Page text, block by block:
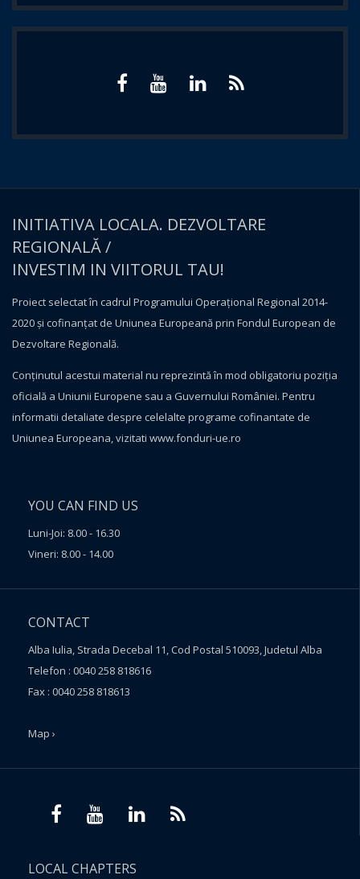
INITIATIVA LOCALA. DEZVOLTARE
REGIONALĂ /
INVESTIM IN VIITORUL TAU!
Proiect selectat în cadrul Programului Operațional Regional 2014-
2020 și cofinanțat de Uniunea Europeană prin Fondul European de
Dezvoltare Regională.
Conţinutul acestui material nu reprezintă în mod obligatoriu poziţia
oficială a Uniunii Europene sau a Guvernului României. Pentru
informatii detaliate despre celelalte programe cofinantate de
Uniunea Europeana, vizitati www.fonduri-ue.ro
YOU CAN FIND US
Luni-Joi: 8.00 - 16.30
Vineri: 8.00 - 14.00
CONTACT
Alba Iulia, Strada Decebal 11, Cod Postal 510093, Judetul Alba
Telefon : 0040 258 818616
Fax : 0040 258 818613
Map ›
LOCAL CHAPTERS